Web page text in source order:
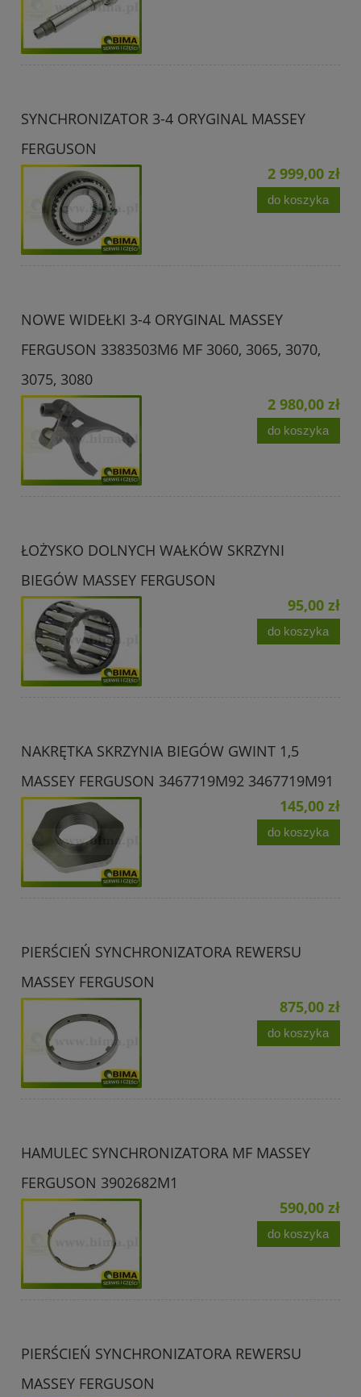
SYNCHRONIZATOR 3-4 ORYGINAL MASSEY
FERGUSON
2 999,00 zł
do koszyka
NOWE WIDEŁKI 3-4 ORYGINAL MASSEY
FERGUSON 3383503M6 MF 3060, 3065, 3070,
3075, 3080
2 980,00 zł
do koszyka
ŁOŻYSKO DOLNYCH WAŁKÓW SKRZYNI
BIEGÓW MASSEY FERGUSON
95,00 zł
do koszyka
NAKRĘTKA SKRZYNIA BIEGÓW GWINT 1,5
MASSEY FERGUSON 3467719M92 3467719M91
145,00 zł
do koszyka
PIERŚCIEŃ SYNCHRONIZATORA REWERSU
MASSEY FERGUSON
875,00 zł
do koszyka
HAMULEC SYNCHRONIZATORA MF MASSEY
FERGUSON 3902682M1
590,00 zł
do koszyka
PIERŚCIEŃ SYNCHRONIZATORA REWERSU
MASSEY FERGUSON